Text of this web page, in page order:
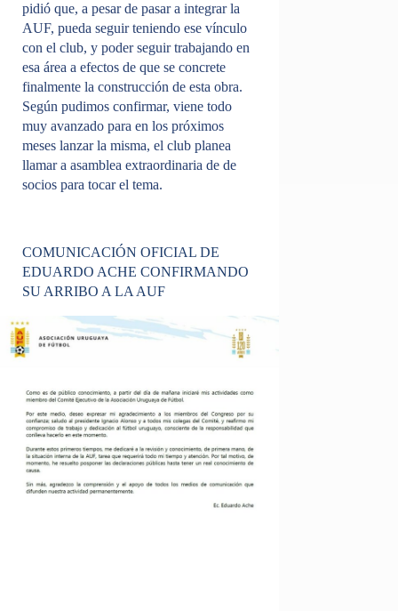
pidió que, a pesar de pasar a integrar la
AUF, pueda seguir teniendo ese vínculo
con el club, y poder seguir trabajando en
esa área a efectos de que se concrete
finalmente la construcción de esta obra.
Según pudimos confirmar, viene todo
muy avanzado para en los próximos
meses lanzar la misma, el club planea
llamar a asamblea extraordinaria de de
socios para tocar el tema.
COMUNICACIÓN OFICIAL DE
EDUARDO ACHE CONFIRMANDO
SU ARRIBO A LA AUF